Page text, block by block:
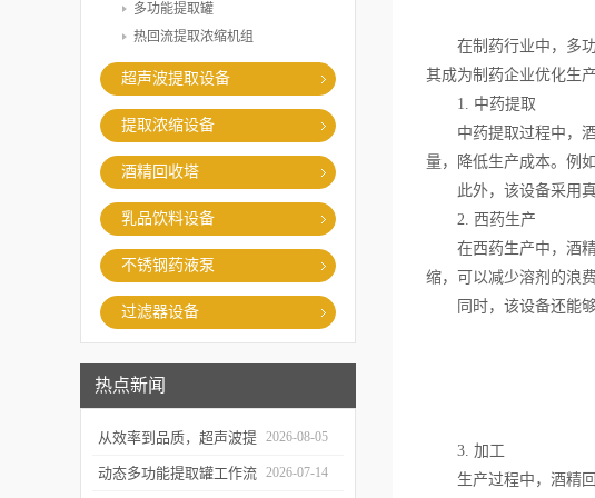
多功能提取罐
热回流提取浓缩机组
超声波提取设备
提取浓缩设备
酒精回收塔
乳品饮料设备
不锈钢药液泵
过滤器设备
热点新闻
从效率到品质，超声波提
取罐的实用价值梳理
2026-08-05
动态多功能提取罐工作流 2026-07-14
在制药行业中，多功
其成为制药企业优化生
1. 中药提取
中药提取过程中，酒
量，降低生产成本。例
此外，该设备采用真
2. 西药生产
在西药生产中，酒精
缩，可以减少溶剂的浪
同时，该设备还能够
3. 加工
生产过程中，酒精回